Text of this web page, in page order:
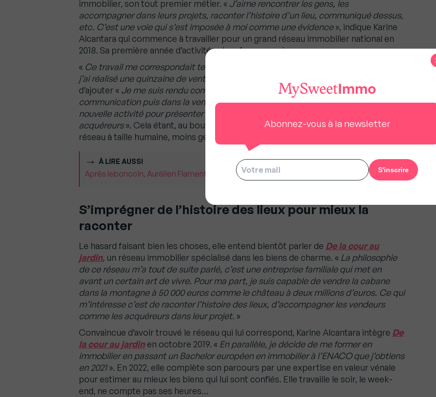
immobilier, son tout premier métier. « J’aime rencontrer les gens, les
accompagner dans leurs projets, raconter l’histoire d’un lieu, communiqué dessus,
etc. C’est une voie qui s’est imposée à moi comme une évidence», indique Karine
Alcantara qui commence à travailler pour un grand réseau immobilier national en
2018. Sa première année d’activité est un franc succès.
« Ce travail me correspondait tellement que ça a tout de suite très bien marché :
j’ai réalisé une quinzaine de ventes sur ma première année
d’ajouter « Je me suis rendu compte à quel point mes expériences passées dans la
communication puis dans la vente de chevaux me servaient beaucoup dans cette
nouvelle activité pour présenter un bien, le mettre en valeur et trouver des
acquéreurs». Cela étant, au bout d’un an, elle ressent l’envie de travailler pour un
réseau à taille humaine, moins généraliste aussi.
À LIRE AUSSI
Après leboncoin, Aurélien Flament prend la tête d’idealista France
S’imprégner de l’histoire des lieux pour mieux la
raconter
Le hasard faisant bien les choses, elle entend bientôt parler de De la cour au
jardin, un réseau immobilier spécialisé dans les biens de charme. « La philosophie
de ce réseau m’a tout de suite parlé, c’est une entreprise familiale qui met en
avant un certain art de vivre. Pour ma part, je suis capable de vendre la cabane
dans la montagne à 50 000 euros comme le château à deux millions d’euros. Ce qui
m’intéresse c’est de raconter l’histoire des lieux, d’accompagner les vendeurs
comme les acquéreurs dans leur projet. »
Convaincue d’avoir trouvé le réseau qui lui correspond, Karine Alcantara intègre De
la cour au jardin en octobre 2019. « En parallèle, je décide de me former en
immobilier en passant un Bachelor européen en immobilier à l’ENACO que j’obtiens
en 2021». En 2022, elle complète son parcours par une expertise en valeur vénale
pour estimer au mieux les biens qui lui sont confiés. Elle travaille le soir, le week-
end, ne compte pas ses heures…
Abonnez-vous à la newsletter